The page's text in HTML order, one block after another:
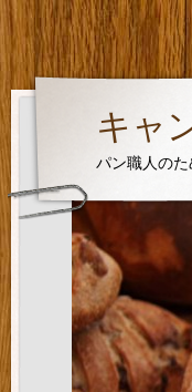
キャ
パン職人のた